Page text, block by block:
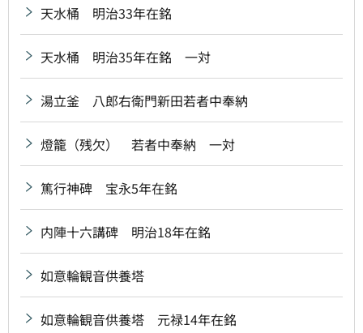
天水桶 明治33年在銘
天水桶 明治35年在銘 一対
湯立釜 八郎右衛門新田若者中奉納
燈籠（残欠） 若者中奉納 一対
篤行神碑 宝永5年在銘
内陣十六講碑 明治18年在銘
如意輪観音供養塔
如意輪観音供養塔 元禄14年在銘